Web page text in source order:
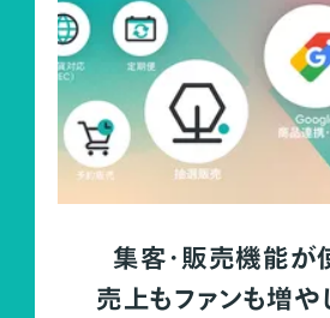
集客・販売機能が
売上もファンも増や